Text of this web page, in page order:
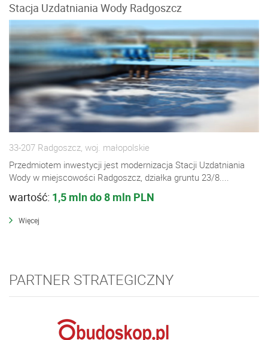
Stacja Uzdatniania Wody Radgoszcz
33-207 Radgoszcz, woj. małopolskie
Przedmiotem inwestycji jest modernizacja Stacji Uzdatniania
Wody w miejscowości Radgoszcz, działka gruntu 23/8....
wartość: 1,5 mln do 8 mln PLN
Więcej
PARTNER STRATEGICZNY